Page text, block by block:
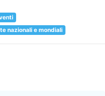
nazionali e mondiali